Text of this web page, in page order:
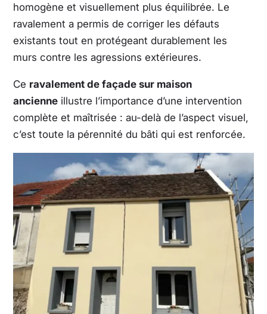
homogène et visuellement plus équilibrée. Le
ravalement a permis de corriger les défauts
existants tout en protégeant durablement les
murs contre les agressions extérieures.
Ce ravalement de façade sur maison
ancienne illustre l’importance d’une intervention
complète et maîtrisée : au-delà de l’aspect visuel,
c’est toute la pérennité du bâti qui est renforcée.